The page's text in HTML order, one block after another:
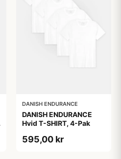
DANISH ENDURANCE
DANISH ENDURANCE
Hvid T-SHIRT, 4-Pak
595,00 kr